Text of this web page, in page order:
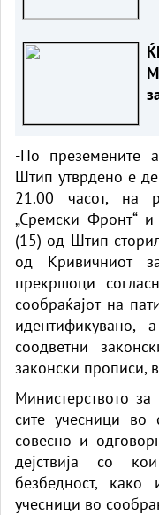
-По преземените
Штип утврдено е
21.00 часот, на
„Сремски Фронт“
(15) од Штип
од Кривичниот
прекршоци
сообраќајот на
идентификувано,
соодветни
законски прописи,
Министерството
сите учесници во
совесно и
дејствија со
безбедност, како
учесници во